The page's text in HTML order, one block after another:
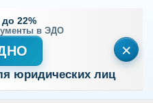
22%
в ЭДО
юридических лиц
×